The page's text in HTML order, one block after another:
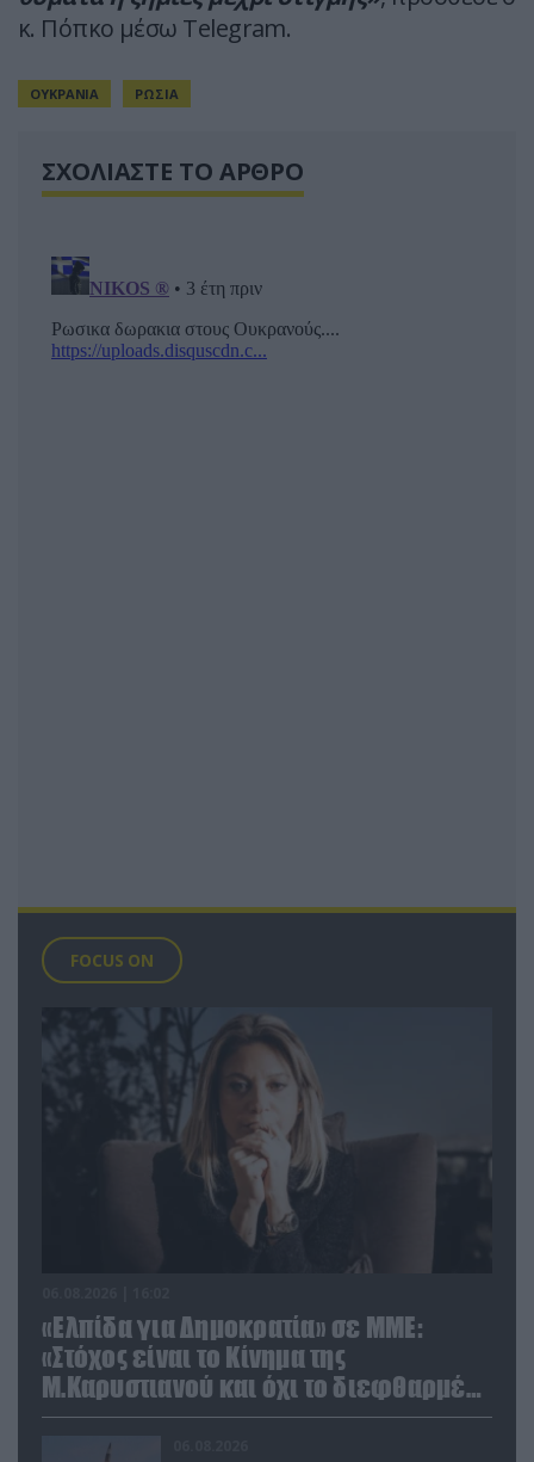
κ. Πόπκο μέσω Telegram.
ΟΥΚΡΑΝΙΑ ΡΩΣΙΑ
ΣΧΟΛΙΑΣΤΕ ΤΟ ΑΡΘΡΟ
FOCUS ON
«Ελπίδα για Δημοκρατία» σε ΜΜΕ:
«Στόχος είναι το Κίνημα της
Μ.Καρυστιανού και όχι το διεφθαρμένο
σύστημα εξουσίας»